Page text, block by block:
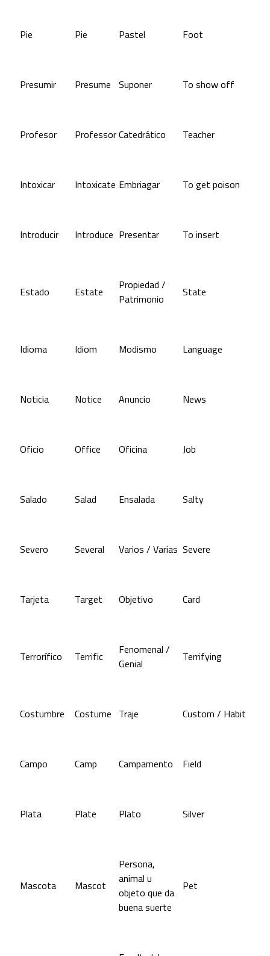
Pie Pie Pastel Foot
Presumir Presume Suponer To show off
Profesor ProfessorCatedrático Teacher
Intoxicar Intoxicate Embriagar To get poison
Introducir Introduce Presentar To insert
Estado Estate
Propiedad /
Patrimonio
State
Idioma Idiom Modismo Language
Noticia Notice Anuncio News
Oficio Office Oficina Job
Salado Salad Ensalada Salty
Severo Several Varios / Varias Severe
Tarjeta Target Objetivo Card
Terrorífico Terrific
Fenomenal /
Genial
Terrifying
Costumbre Costume Traje Custom / Habit
Campo Camp Campamento Field
Plata Plate Plato Silver
Mascota Mascot
Persona,
animal u
objeto que da
buena suerte
Pet